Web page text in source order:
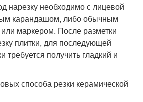
нарезку необходимо с лицевой
карандашом, либо обычным
маркером. После разметки
плитки, для последующей
требуется получить гладкий и
способа резки керамической